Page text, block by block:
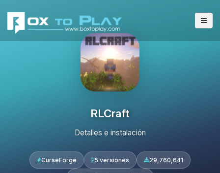
RLCraft
Detalles e instalación
CurseForge 5 versiones 29,760,641